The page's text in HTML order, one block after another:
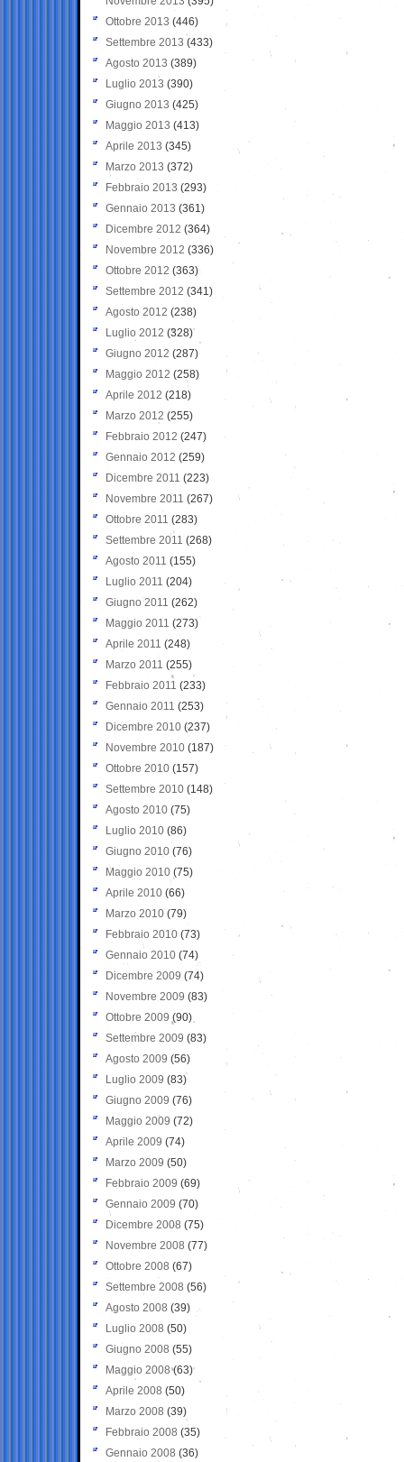
Ottobre 2013 (446)
Settembre 2013 (433)
Agosto 2013 (389)
Luglio 2013 (390)
Giugno 2013 (425)
Maggio 2013 (413)
Aprile 2013 (345)
Marzo 2013 (372)
Febbraio 2013 (293)
Gennaio 2013 (361)
Dicembre 2012 (364)
Novembre 2012 (336)
Ottobre 2012 (363)
Settembre 2012 (341)
Agosto 2012 (238)
Luglio 2012 (328)
Giugno 2012 (287)
Maggio 2012 (258)
Aprile 2012 (218)
Marzo 2012 (255)
Febbraio 2012 (247)
Gennaio 2012 (259)
Dicembre 2011 (223)
Novembre 2011 (267)
Ottobre 2011 (283)
Settembre 2011 (268)
Agosto 2011 (155)
Luglio 2011 (204)
Giugno 2011 (262)
Maggio 2011 (273)
Aprile 2011 (248)
Marzo 2011 (255)
Febbraio 2011 (233)
Gennaio 2011 (253)
Dicembre 2010 (237)
Novembre 2010 (187)
Ottobre 2010 (157)
Settembre 2010 (148)
Agosto 2010 (75)
Luglio 2010 (86)
Giugno 2010 (76)
Maggio 2010 (75)
Aprile 2010 (66)
Marzo 2010 (79)
Febbraio 2010 (73)
Gennaio 2010 (74)
Dicembre 2009 (74)
Novembre 2009 (83)
Ottobre 2009 (90)
Settembre 2009 (83)
Agosto 2009 (56)
Luglio 2009 (83)
Giugno 2009 (76)
Maggio 2009 (72)
Aprile 2009 (74)
Marzo 2009 (50)
Febbraio 2009 (69)
Gennaio 2009 (70)
Dicembre 2008 (75)
Novembre 2008 (77)
Ottobre 2008 (67)
Settembre 2008 (56)
Agosto 2008 (39)
Luglio 2008 (50)
Giugno 2008 (55)
Maggio 2008(63)
Aprile 2008 (50)
Marzo 2008 (39)
Febbraio 2008 (35)
Gennaio 2008 (36)